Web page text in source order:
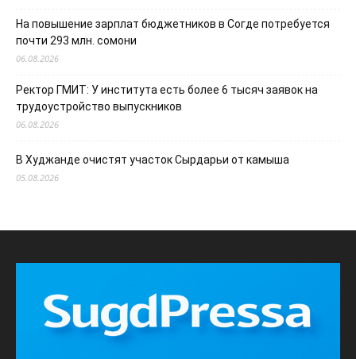
На повышение зарплат бюджетников в Согде потребуется
почти 293 млн. сомони
06.08.2026
Ректор ГМИТ: У института есть более 6 тысяч заявок на
трудоустройство выпускников
06.08.2026
В Худжанде очистят участок Сырдарьи от камыша
05.08.2026